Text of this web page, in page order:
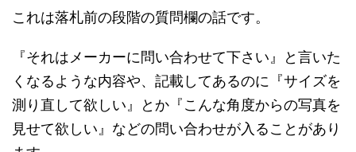
これは落札前の段階の質問欄の話です。
『それはメーカーに問い合わせて下さい』と言いた
くなるような内容や、記載してあるのに『サイズを
測り直して欲しい』とか『こんな角度からの写真を
見せて欲しい』などの問い合わせが入ることがあり